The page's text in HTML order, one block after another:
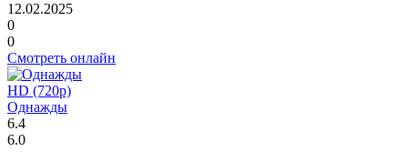
12.02.2025
0
0
Смотреть онлайн
HD (720p)
Однажды
6.4
6.0